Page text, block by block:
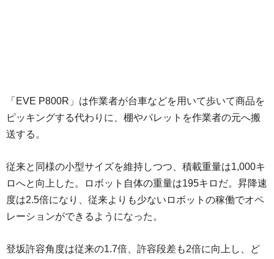
「EVE P800R」は作業者が台車などを用いて歩いて商品を
ピッキングする代わりに、棚やパレットを作業者の元へ搬
送する。
従来と同様の小型サイズを維持しつつ、積載重量は1,000キ
ロへと向上した。ロボット自体の重量は195キロだ。昇降速
度は2.5倍になり、従来よりも少ないロボットの稼働でオペ
レーションができるようになった。
登坂許容角度は従来の1.7倍、許容段差も2倍に向上し、ど